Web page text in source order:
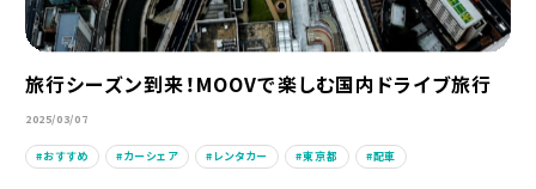
旅行シーズン到来！MOOVで楽しむ国内ドライブ旅行
2025/03/07
おすすめ カーシェア レンタカー 東京都 配車